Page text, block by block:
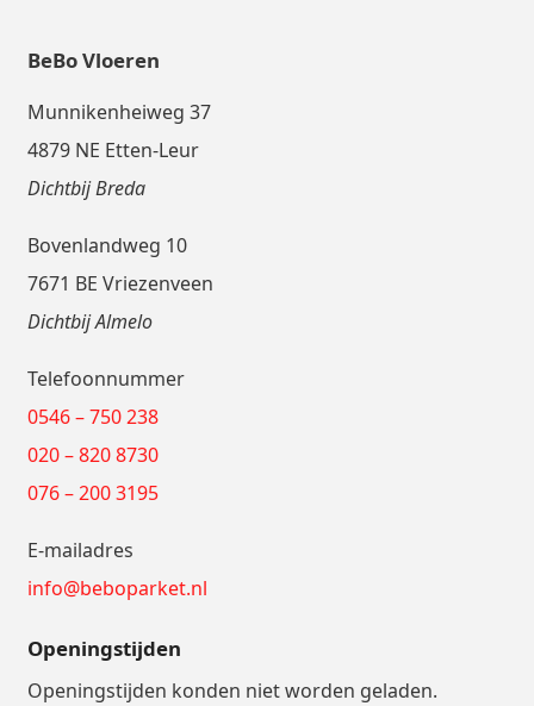
BeBo Vloeren
Munnikenheiweg 37
4879 NE Etten-Leur
Dichtbij Breda
Bovenlandweg 10
7671 BE Vriezenveen
Dichtbij Almelo
Telefoonnummer
0546 – 750 238
020 – 820 8730
076 – 200 3195
E-mailadres
info@beboparket.nl
Openingstijden
Openingstijden konden niet worden geladen.